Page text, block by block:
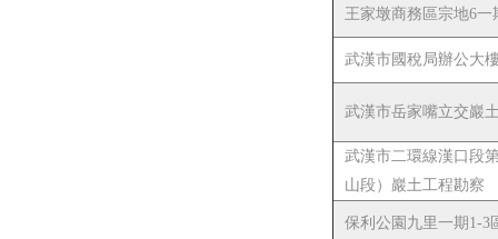
王家墩商務區宗地6
武漢市國稅局辦公大
武漢市岳家嘴立交巖
武漢市二環線漢口段
山段）巖土工程勘察
保利公園九里一期1-3